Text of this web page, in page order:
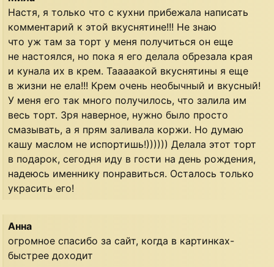
Настя, я только что с кухни прибежала написать
комментарий к этой вкуснятине!!! Не знаю
что уж там за торт у меня получиться он еще
не настоялся, но пока я его делала обрезала края
и кунала их в крем. Тааааакой вкуснятины я еще
в жизни не ела!!! Крем очень необычный и вкусный!
У меня его так много получилось, что залила им
весь торт. Зря наверное, нужно было просто
смазывать, а я прям заливала коржи. Но думаю
кашу маслом не испортишь!)))))) Делала этот торт
в подарок, сегодня иду в гости на день рождения,
надеюсь именнику понравиться. Осталось только
украсить его!
Анна
огромное спасибо за сайт, когда в картинках-
быстрее доходит